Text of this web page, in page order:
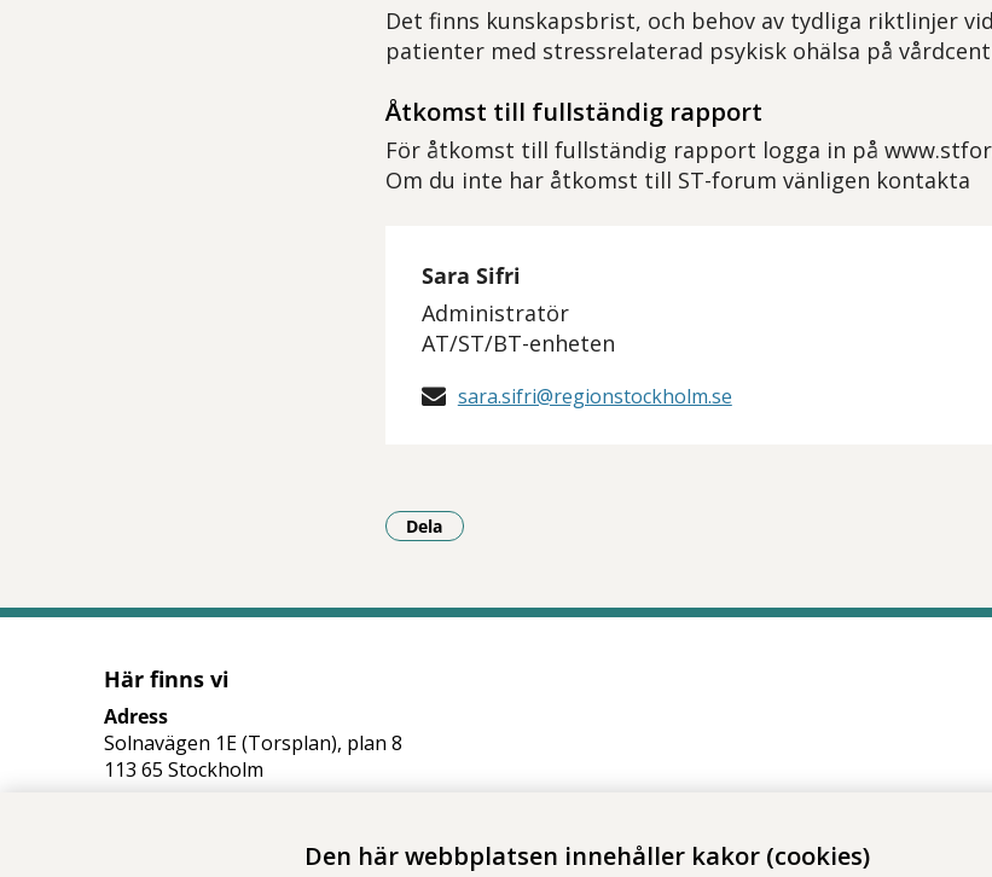
Den här webbplatsen innehåller kakor (cookies)
Det finns kunskapsbrist, och behov av tydliga riktlinjer
patienter med stressrelaterad psykisk ohälsa på
Åtkomst till fullständig rapport
För åtkomst till fullständig rapport logga in på
Om du inte har åtkomst till ST-forum vänligen kontakta
Sara Sifri
Administratör
AT/ST/BT-enheten
sara.sifri@regionstockholm.se
Dela
- Klicka för att öppna delningsalternativ.
Här finns vi
Adress
Solnavägen 1E (Torsplan), plan 8
113 65 Stockholm